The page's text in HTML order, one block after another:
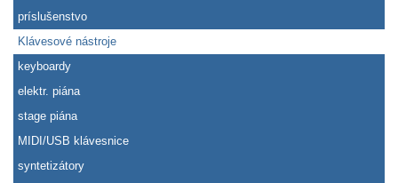
príslušenstvo
Klávesové nástroje
keyboardy
elektr. piána
stage piána
MIDI/USB klávesnice
syntetizátory